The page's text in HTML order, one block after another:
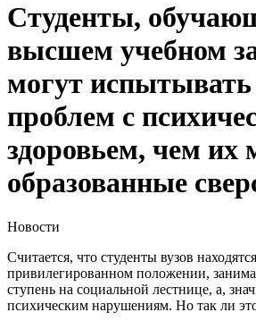
Студенты,
высшем учебном
могут
проблем с
здоровьем, чем их
образованные
Новости
Считается, что студенты вузов
привилегированном положении,
ступень на социальной лестнице, а,
психическим нарушениям. Но так ли